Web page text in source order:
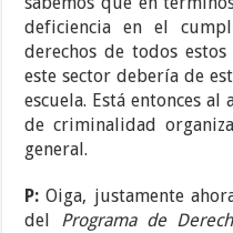
deficiencia en el
derechos de todos
este sector debería de
escuela. Está entonces
de criminalidad
general.
P: Oiga, justamente
del Programa de